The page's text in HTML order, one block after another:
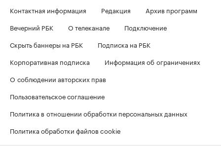
Контактная информация Редакция
Архив программ
Вечерний РБК
О телеканале
Подключение
Скрыть баннеры на РБК
Подписка на РБК
Корпоративная подписка
Информация об ограничениях
О соблюдении авторских прав
Пользовательское соглашение
Политика в отношении обработки персональных данных
Политика обработки файлов cookie